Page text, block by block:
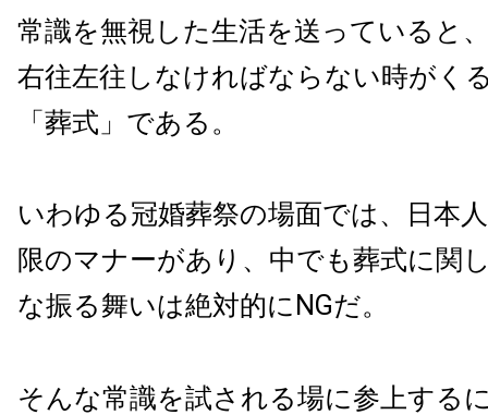
常識を無視した生活を送っていると
右往左往しなければならない時がく
「葬式」である。
いわゆる冠婚葬祭の場面では、日本
限のマナーがあり、中でも葬式に関
な振る舞いは絶対的にNGだ。
そんな常識を試される場に参上する